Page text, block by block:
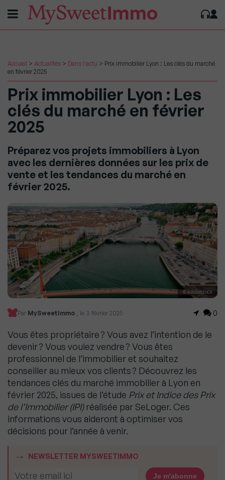
Accueil > Actualités > Dans l'actu > Prix immobilier Lyon : Les clés du marché
en février 2025
Prix immobilier Lyon : Les
clés du marché en février
2025
Préparez vos projets immobiliers à Lyon
avec les dernières données sur les prix de
vente et les tendances du marché en
février 2025.
© adobestock
Par MySweetImmo , le 3 février 2025 0
Vous êtes propriétaire ? Vous avez l’intention de le
devenir ? Vous voulez vendre ? Vous êtes
professionnel de l’immobilier et souhaitez
conseiller au mieux vos clients ? Découvrez les
tendances clés du marché immobilier à Lyon en
février 2025, issues de l’étude Prix et Indice des Prix
de l’Immobilier (IPI)réalisée par SeLoger. Ces
informations vous aideront à optimiser vos
décisions pour l’année à venir.
NEWSLETTER MYSWEETIMMO